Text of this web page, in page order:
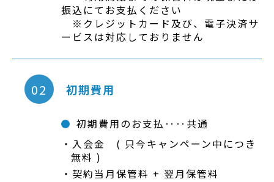
振込にてお支払ください
※クレジットカード及び、電子決済サ
ービスは対応しておりません
02 初期費用
初期費用のお支払‥‥共通
入会金 ( 只今キャンペーン中につき
無料 )
契約当月保管料 + 翌月保管料